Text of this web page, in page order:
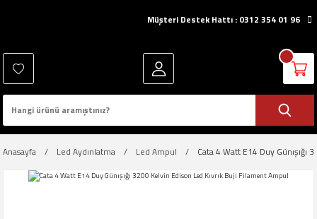
Müşteri Destek Hattı : 0312 354 01 96
Anasayfa Led Aydınlatma Led Ampul Cata 4 Watt E14 Duy